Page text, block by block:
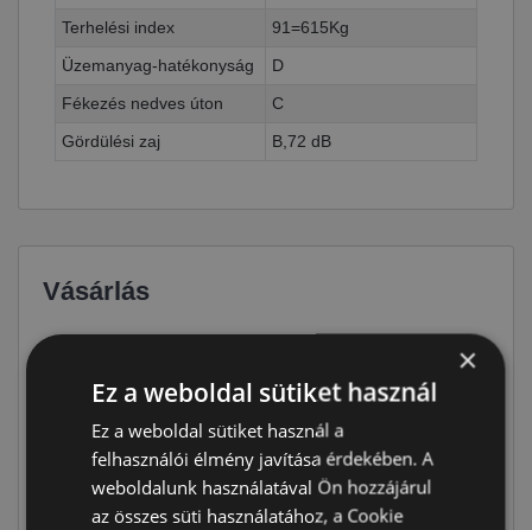
Terhelési index
91=615Kg
Üzemanyag-hatékonyság
D
Fékezés nedves úton
C
Gördülési zaj
B,72 dB
Vásárlás
69 790 Ft
279 160 Ft
×
Ez a weboldal sütiket használ
Ez a weboldal sütiket használ a
felhasználói élmény javítása érdekében. A
weboldalunk használatával Ön hozzájárul
az összes süti használatához, a Cookie